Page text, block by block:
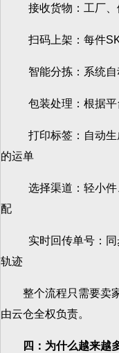
接收货物：工厂、
扫码上架：每件
智能分拣：系统自
包装处理：根据平
打印标签：自动生
的运单
选择渠道：轻小件、
配
实时回传单号：同步
轨迹
整个流程只需要卖家
由云仓全权负责。
四：为什么越来越多